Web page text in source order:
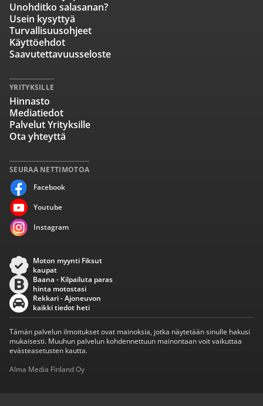
SEURAA NETTIMOTOA
Facebook
Youtube
Instagram
Unohditko salasanan?
Usein kysyttyä
Turvallisuusohjeet
Käyttöehdot
Saavutettavuusseloste
YRITYKSILLE
Hinnasto
Mediatiedot
Palvelut Yrityksille
Ota yhteyttä
Moton myynti Fiksut
kaupat
Baana - Kilpailuta paras
hinta motostasi
Rekkari - Ajoneuvon
kaikki tiedot heti
Tämän palvelun ilmoitukset ovat mainoksia, jotka näytetään sinulle hakusi
mukaisesti. Muuhun palvelun kohdennettuun mainontaan voit vaikuttaa
evästeasetusten kautta.
Alma Media Finland Oy